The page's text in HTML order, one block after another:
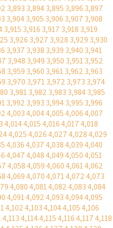
3,893 3,8943,895 3,896 3,897
3,9043,905 3,906 3,907 3,908
3,915 3,916 3,917 3,918 3,919
3,926 3,927 3,928 3,929 3,930
3,937 3,938 3,939 3,940 3,941
3,948 3,949 3,950 3,9513,952
3,959 3,960 3,9613,962 3,963
3,970 3,9713,972 3,973 3,974
3,9813,982 3,983 3,9843,985
3,992 3,993 3,9943,995 3,996
4,0034,0044,0054,0064,007
4,0144,0154,0164,0174,018
4,0254,0264,0274,0284,029
4,0364,0374,0384,0394,040
4,0474,0484,0494,0504,051
4,0584,0594,0604,0614,062
4,0694,0704,0714,0724,073
4,0804,0814,0824,0834,084
4,0914,0924,0934,0944,095
4,1024,1034,1044,1054,106
4,1134,1144,1154,1164,1174,118